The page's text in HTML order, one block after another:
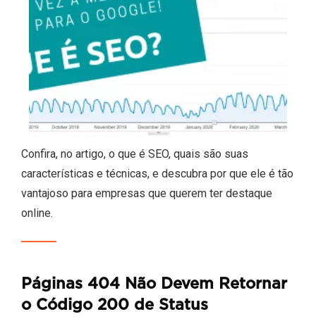
Confira, no artigo, o que é SEO, quais são suas
características e técnicas, e descubra por que ele é tão
vantajoso para empresas que querem ter destaque
online.
Páginas 404 Não Devem Retornar
o Código 200 de Status